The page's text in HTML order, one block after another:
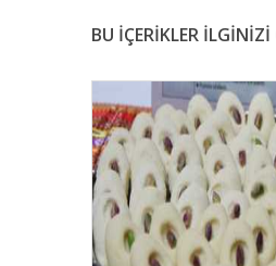
BU İÇERİKLER İLGİNİZİ